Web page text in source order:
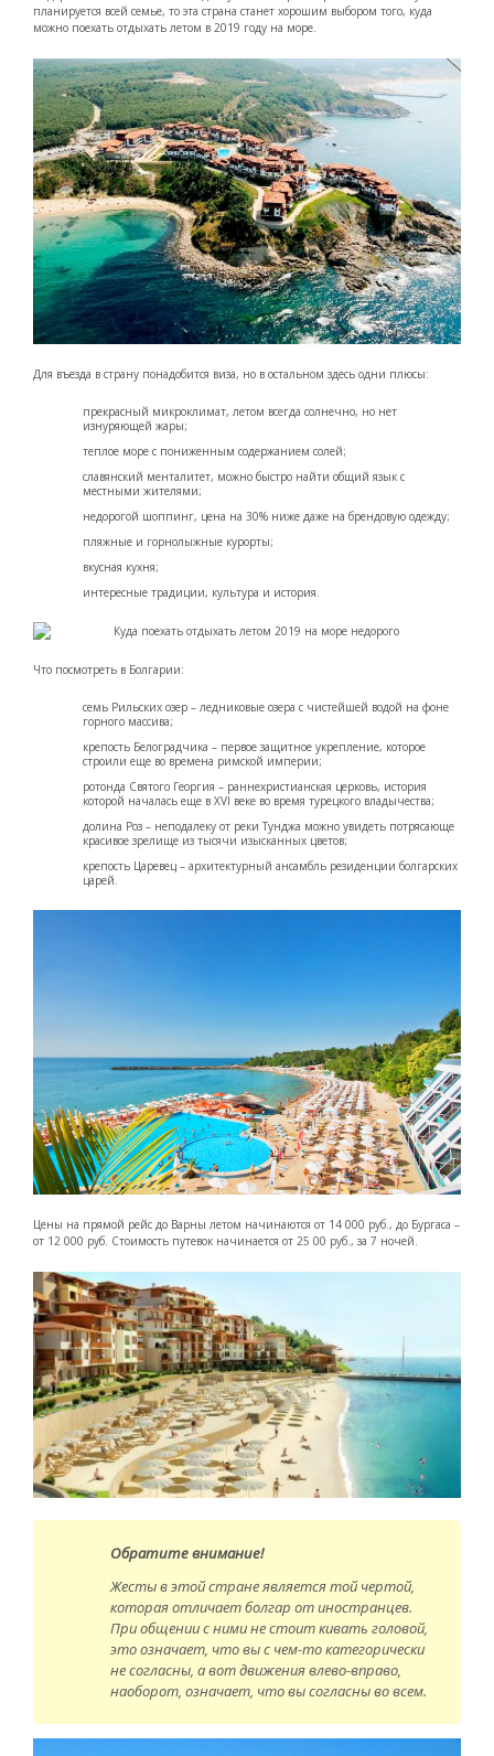
планируется всей семье, то эта страна станет хорошим выбором того, куда
можно поехать отдыхать летом в 2019 году на море.
Для въезда в страну понадобится виза, но в остальном здесь одни плюсы:
прекрасный микроклимат, летом всегда солнечно, но нет
изнуряющей жары;
теплое море с пониженным содержанием солей;
славянский менталитет, можно быстро найти общий язык с
местными жителями;
недорогой шоппинг, цена на 30% ниже даже на брендовую одежду;
пляжные и горнолыжные курорты;
вкусная кухня;
интересные традиции, культура и история.
Что посмотреть в Болгарии:
семь Рильских озер – ледниковые озера с чистейшей водой на фоне
горного массива;
крепость Белоградчика – первое защитное укрепление, которое
строили еще во времена римской империи;
ротонда Святого Георгия – раннехристианская церковь, история
которой началась еще в XVI веке во время турецкого владычества;
долина Роз – неподалеку от реки Тунджа можно увидеть потрясающе
красивое зрелище из тысячи изысканных цветов;
крепость Царевец – архитектурный ансамбль резиденции болгарских
царей.
Цены на прямой рейс до Варны летом начинаются от 14 000 руб., до Бургаса –
от 12 000 руб. Стоимость путевок начинается от 25 00 руб., за 7 ночей.
Обратите внимание!
Жесты в этой стране является той чертой,
которая отличает болгар от иностранцев.
При общении с ними не стоит кивать головой,
это означает, что вы с чем-то категорически
не согласны, а вот движения влево-вправо,
наоборот, означает, что вы согласны во всем.